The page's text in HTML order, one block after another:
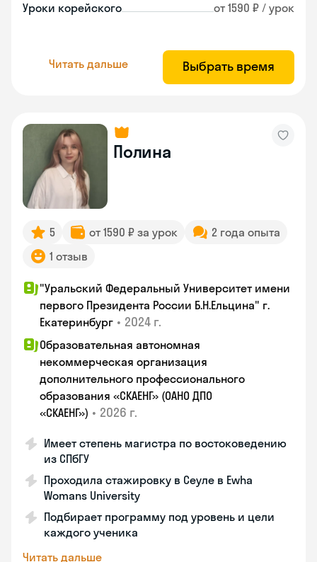
Уроки корейского от 1590 ₽ / урок
Читать дальше Выбрать время
Полина
5 от 1590 ₽ за урок
2 года опыта
1 отзыв
"Уральский Федеральный Университет имени
первого Президента России Б.Н.Ельцина" г.
Екатеринбург • 2024 г.
Образовательная автономная
некоммерческая организация
дополнительного профессионального
образования «СКАЕНГ» (ОАНО ДПО
«СКАЕНГ») • 2026 г.
Имеет степень магистра по востоковедению
из СПбГУ
Проходила стажировку в Сеуле в Ewha
Womans University
Подбирает программу под уровень и цели
каждого ученика
Читать дальше